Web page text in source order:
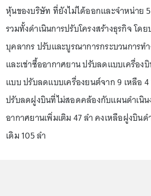
หุ้นของบริษัท ที่ยังไม่ได้ออกและจำหน่าย
รวมทั้งดำเนินการปรับโครงสร้างธุรกิจ โด
บุคลากร ปรับและบูรณาการกระบวนการท
และเช่าซื้ออากาศยาน ปรับลดแบบเครื่อง
แบบ ปรับลดแบบเครื่องยนต์จาก 9 เหลือ 4
ปรับลดฝูงบินที่ไม่สอดคล้องกับแผนดำเนิน
อากาศยานเพิ่มเติม 47 ลำ คงเหลือฝูงบินด
เดิม 105 ลำ